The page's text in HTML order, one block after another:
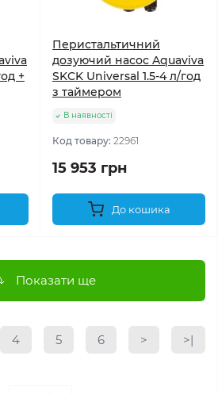
+
Перистальтичний
дозуючий насос Aquaviva
SKCK Universal 1.5-4 л/год
з таймером
В наявності
Код товару: 22961
15 953 грн
До кошика
Показати ще
4 5 6 > >|